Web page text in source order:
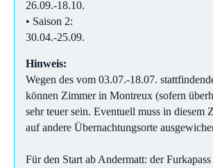
26.09.-18.10.
• Saison 2:
30.04.-25.09.
Hinweis:
Wegen des vom 03.07.-18.07.
können Zimmer in Montreux (sofern
sehr teuer sein. Eventuell muss in diesem
auf andere Übernachtungsorte
Für den Start ab Andermatt: der Furkapass